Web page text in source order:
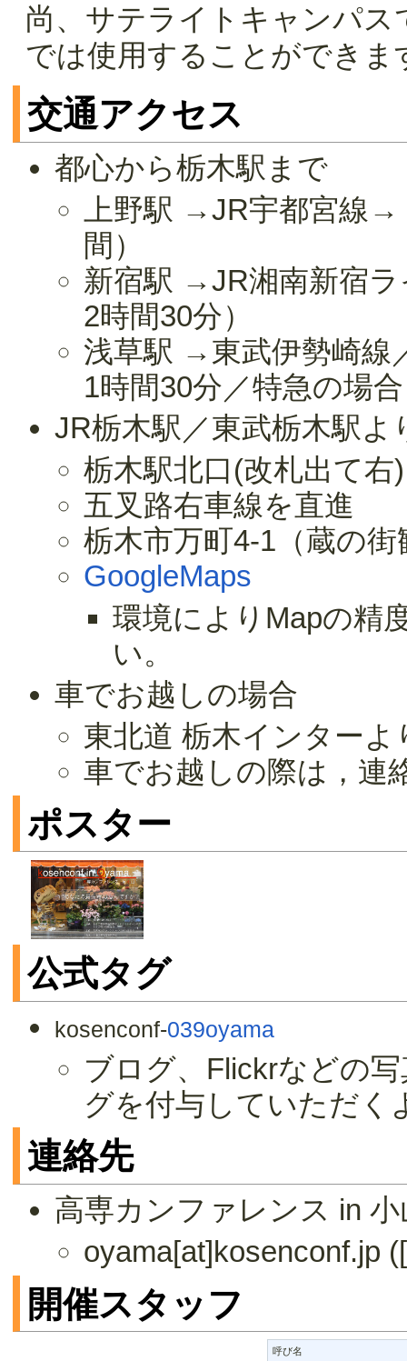
尚、サテライトキャンパ
では使用することができま
交通アクセス
都心から栃木駅まで
上野駅 →JR宇都宮線
間）
新宿駅 →JR湘南新宿
2時間30分）
浅草駅 →東武伊勢崎
1時間30分／特急の場
JR栃木駅／東武栃木駅
栃木駅北口(改札出て
五叉路右車線を直進
栃木市万町4-1（蔵の街
GoogleMaps
環境によりMapの精
い。
車でお越しの場合
東北道 栃木インターよ
車でお越しの際は，連
ポスター
公式タグ
kosenconf-039oyama
ブログ、Flickrなどの
グを付与していただく
連絡先
高専カンファレンス in
oyama[at]kosenconf.jp
開催スタッフ
呼び名